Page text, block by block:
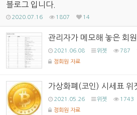
블로그 입니다.
2020.07.16 1807 14
관리자가 메모해 놓은 회
2021.06.08 위젯 787
정회원 자료
가상화폐(코인) 시세표 위
2021.05.26 위젯 1743
정회원 자료